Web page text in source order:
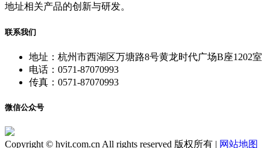
地址相关产品的创新与研发。
联系我们
地址：杭州市西湖区万塘路8号黄龙时代广场B座1202室
电话：0571-87070993
传真：0571-87070993
微信公众号
Copyright © hvit.com.cn All rights reserved 版权所有 | 网站地图